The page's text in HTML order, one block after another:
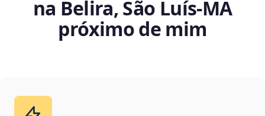
na Belira, São Luís‑MA
próximo de mim